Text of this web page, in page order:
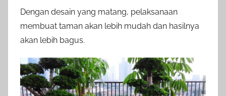
Dengan desain yang matang, pelaksanaan
membuat taman akan lebih mudah dan hasilnya
akan lebih bagus.